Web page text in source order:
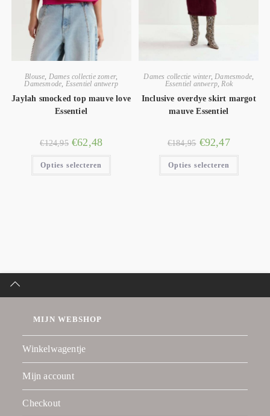
Blouse Dames collectie zomer,
Damesmode Essentiel antwerp
Jaylah smocked top mauve love
Essentiel
€124,95 €62,48
Opties selecteren
Dames collectie winter, Damesmode
Essentiel antwerp, Rok
Inclusive overdye skirt margot
mauve Essentiel
€184,95 €92,47
Opties selecteren
MIJN WEBSHOP
Winkelwagentje
Mijn account
Checkout